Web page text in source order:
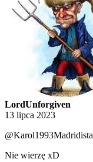
LordUnforgiven
13 lipca 2023
@Karol1993Madridista
Nie wierzę xD